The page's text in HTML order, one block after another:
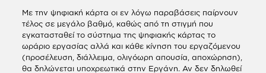
Με την ψηφιακή κάρτα οι εν λόγω παραβάσεις παίρνουν
τέλος σε μεγάλο βαθμό, καθώς από τη στιγμή που
εγκατασταθεί το σύστημα της ψηφιακής κάρτας το
ωράριο εργασίας αλλά και κάθε κίνηση του εργαζόμενου
(προσέλευση, διάλλειμα, ολιγόωρη απουσία, αποχώρηση),
θα δηλώνεται υποχρεωτικά στην Εργάνη. Αν δεν δηλωθεί